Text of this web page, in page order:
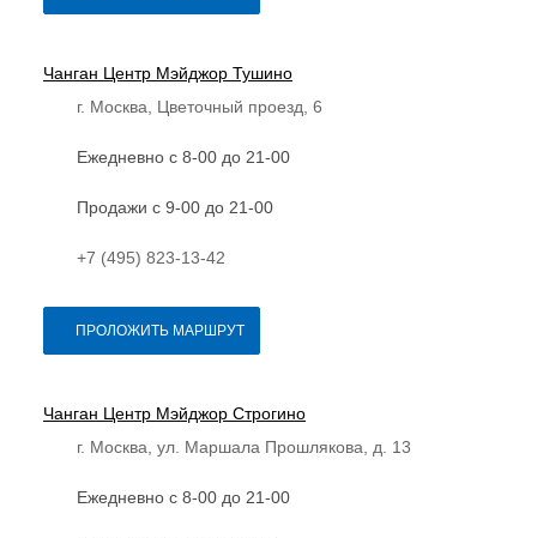
Чанган Центр Мэйджор Тушино
г. Москва, Цветочный проезд, 6
Ежедневно с 8-00 до 21-00
Продажи с 9-00 до 21-00
+7 (495) 823-13-42
ПРОЛОЖИТЬ МАРШРУТ
Чанган Центр Мэйджор Строгино
г. Москва, ул. Маршала Прошлякова, д. 13
Ежедневно с 8-00 до 21-00